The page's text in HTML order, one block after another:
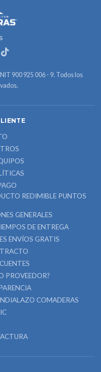
900 925 006 - 9. Todos los
REDIMIBLE PUNTOS
GENERALES
DE ENTREGA
ENVÍOS GRATIS
PROVEEDOR?
COMADERAS